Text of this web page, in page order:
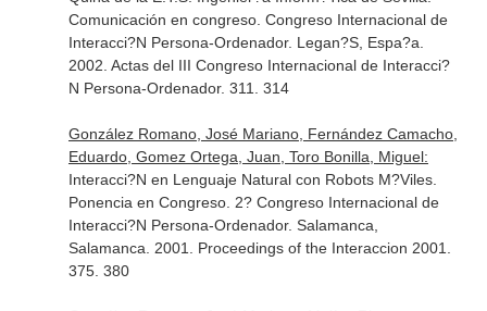
Comunicación en congreso. Congreso Internacional de
Interacci?N Persona-Ordenador. Legan?S, Espa?a.
2002. Actas del III Congreso Internacional de Interacci?
N Persona-Ordenador. 311. 314
González Romano, José Mariano, Fernández Camacho,
Eduardo, Gomez Ortega, Juan, Toro Bonilla, Miguel:
Interacci?N en Lenguaje Natural con Robots M?Viles.
Ponencia en Congreso. 2? Congreso Internacional de
Interacci?N Persona-Ordenador. Salamanca,
Salamanca. 2001. Proceedings of the Interaccion 2001.
375. 380